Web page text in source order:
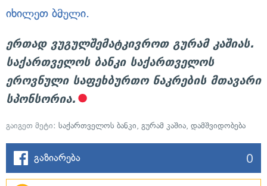
იხილეთ ბმული.
ერთად ვუგულშემატკივროთ გურამ კაშიას.
საქართველოს ბანკი საქართველოს
ეროვნული საფეხბურთო ნაკრების მთავარი
სპონსორია.
გაიგეთ მეტი: საქართველოს ბანკი, გურამ კაშია, დამშვიდობება
გაზიარება 0